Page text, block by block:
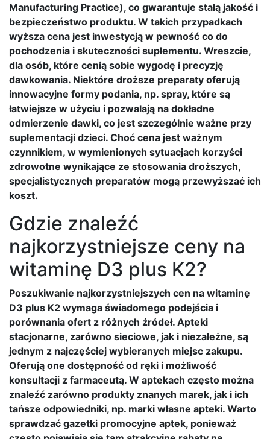
Manufacturing Practice), co gwarantuje stałą jakość i
bezpieczeństwo produktu. W takich przypadkach
wyższa cena jest inwestycją w pewność co do
pochodzenia i skuteczności suplementu. Wreszcie,
dla osób, które cenią sobie wygodę i precyzję
dawkowania. Niektóre droższe preparaty oferują
innowacyjne formy podania, np. spray, które są
łatwiejsze w użyciu i pozwalają na dokładne
odmierzenie dawki, co jest szczególnie ważne przy
suplementacji dzieci. Choć cena jest ważnym
czynnikiem, w wymienionych sytuacjach korzyści
zdrowotne wynikające ze stosowania droższych,
specjalistycznych preparatów mogą przewyższać ich
koszt.
Gdzie znaleźć
najkorzystniejsze ceny na
witaminę D3 plus K2?
Poszukiwanie najkorzystniejszych cen na witaminę
D3 plus K2 wymaga świadomego podejścia i
porównania ofert z różnych źródeł. Apteki
stacjonarne, zarówno sieciowe, jak i niezależne, są
jednym z najczęściej wybieranych miejsc zakupu.
Oferują one dostępność od ręki i możliwość
konsultacji z farmaceutą. W aptekach często można
znaleźć zarówno produkty znanych marek, jak i ich
tańsze odpowiedniki, np. marki własne apteki. Warto
sprawdzać gazetki promocyjne aptek, ponieważ